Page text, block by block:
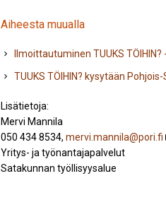
Aiheesta muualla
Ilmoittautuminen TUUKS
TUUKS TÖIHIN? kysytään
Lisätietoja:
Mervi Mannila
050 434 8534, mervi.mannila@pori.fi
Yritys- ja työnantajapalvelut
Satakunnan työllisyysalue